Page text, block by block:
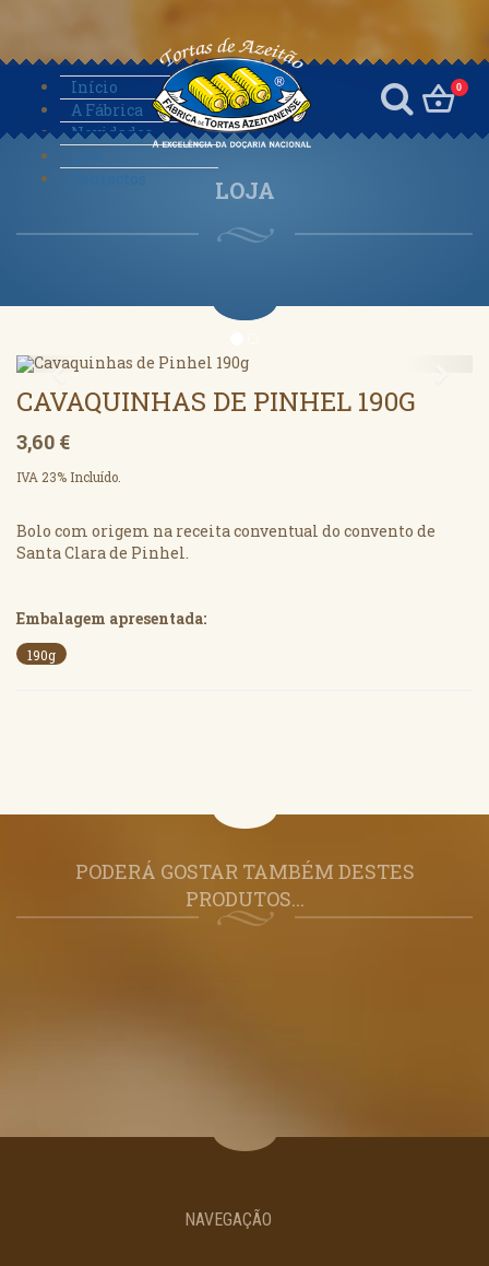
Início
A Fábrica
Novidades
0
LOJA
Anterior
CAVAQUINHAS DE PINHEL 190G
3,60 €
IVA 23% Incluído.
Bolo com origem na receita conventual do convento de
Santa Clara de Pinhel.
Embalagem apresentada:
190g
PODERÁ GOSTAR TAMBÉM DESTES
PRODUTOS...
NAVEGAÇÃO